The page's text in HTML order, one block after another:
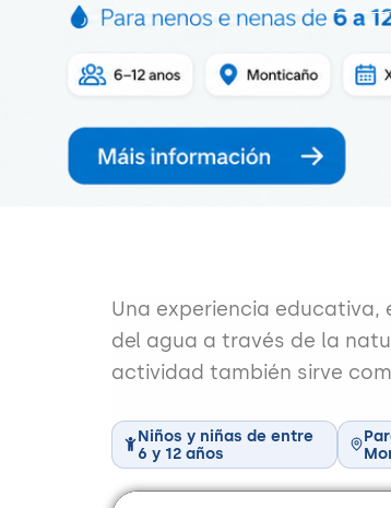
Una experiencia
del agua a través de la
actividad también sirve
Niños y niñas de entre
6 y 12 años